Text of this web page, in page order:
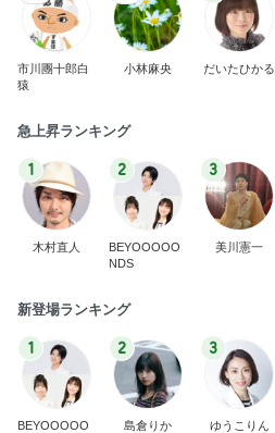
市川團十郎白
猿
小林麻央 だいたひかる
急上昇ランキング
1
木村直人
2
BEYOOOOO
NDS
3
美川憲一
新登場ランキング
1
BEYOOOOO
2
島倉りか
3
ゆうこりん